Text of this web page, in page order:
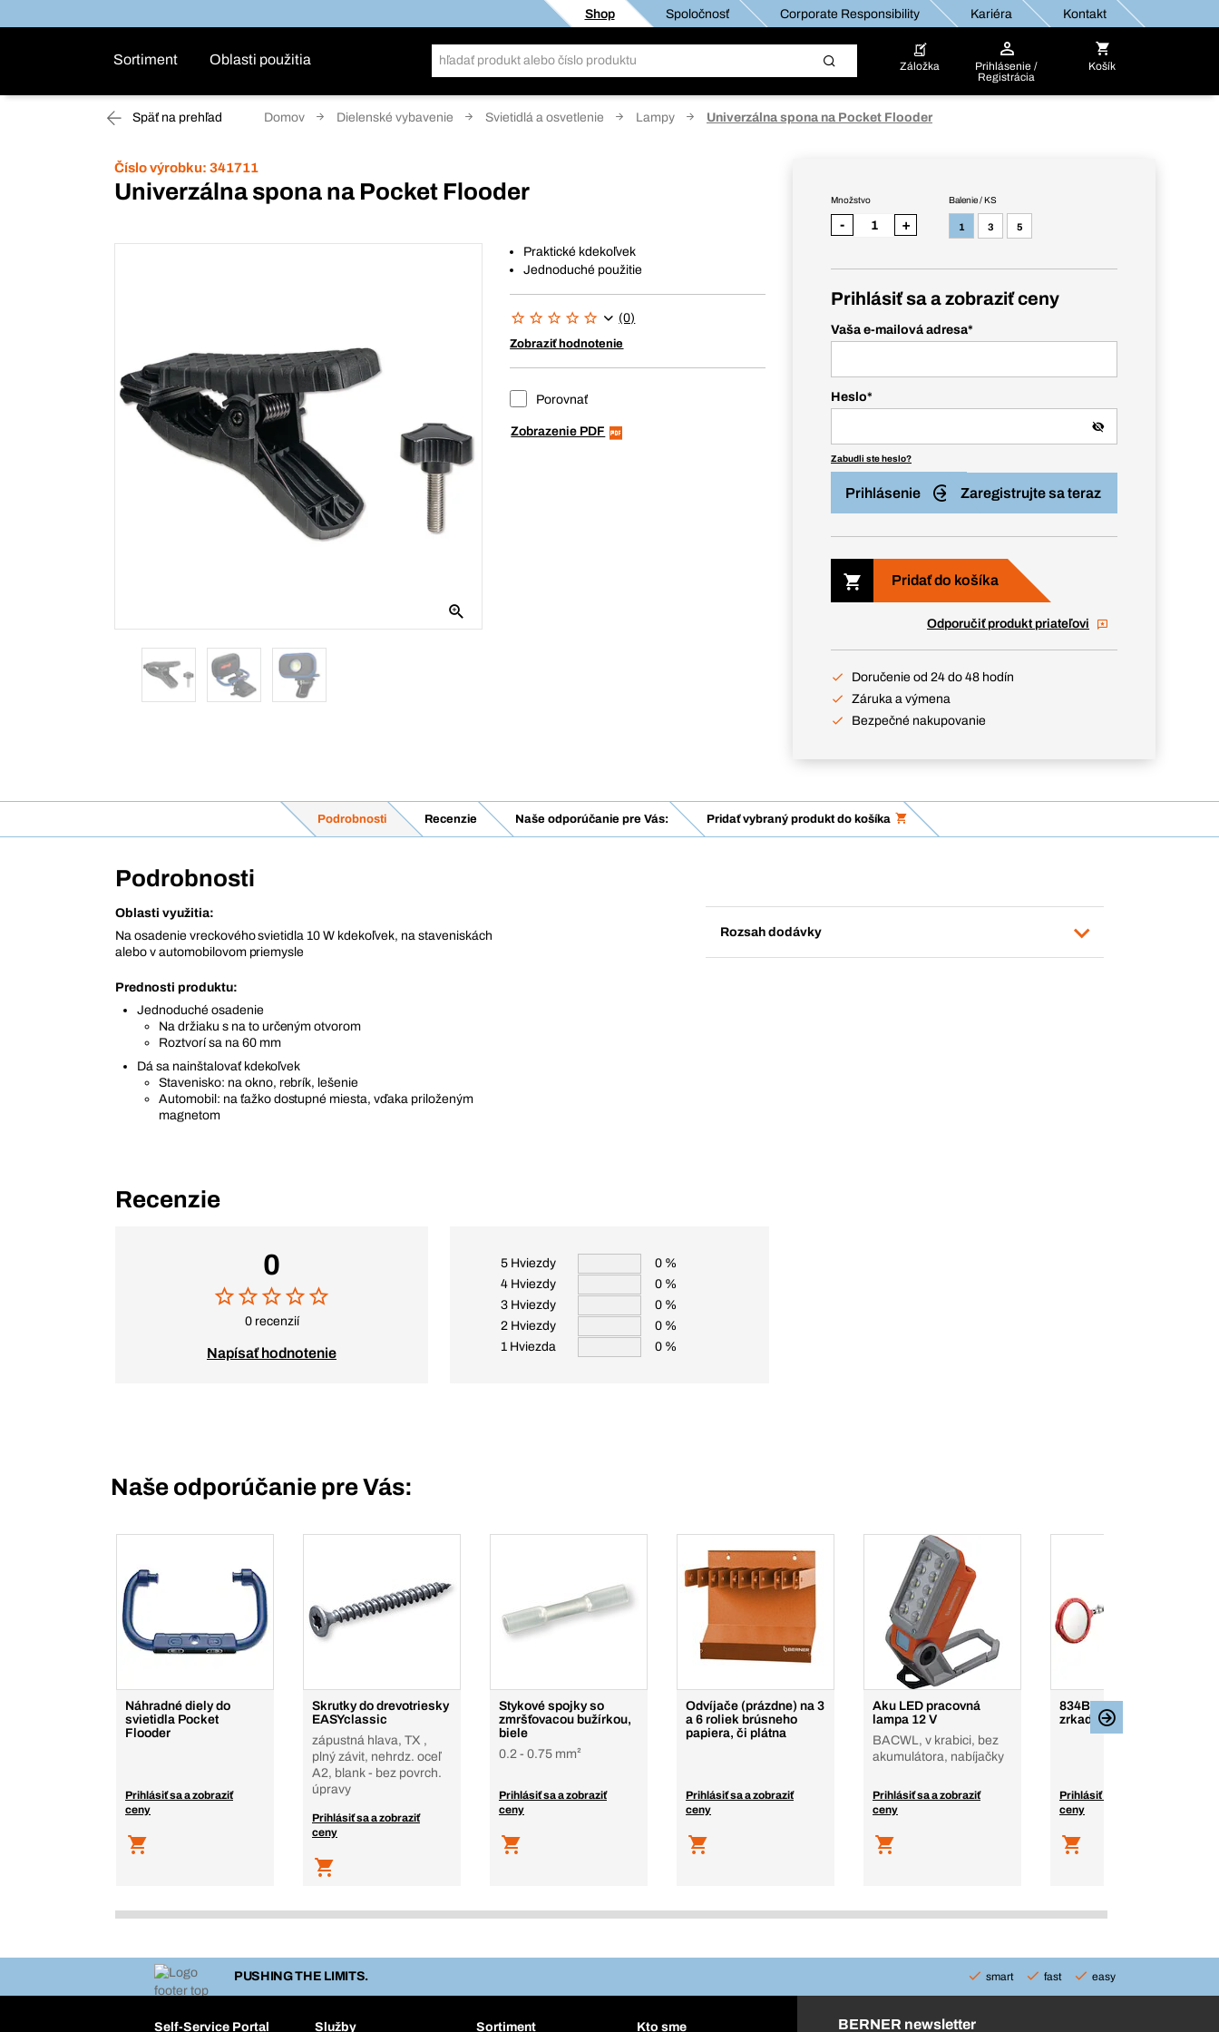
Shop Spoločnosť Corporate Responsibility Kariéra Kontakt
Sortiment Oblasti použitia Záložka
Prihlásenie /
Registrácia
Košík
Späť na prehľad Domov Dielenské vybavenie Svietidlá a osvetlenie Lampy Univerzálna spona na Pocket Flooder
Číslo výrobku: 341711
Univerzálna spona na Pocket Flooder
Praktické kdekoľvek
Jednoduché použitie
(0)
Zobraziť hodnotenie
Porovnať
Zobrazenie PDF
Balenie / KS
1 3 5
Množstvo
- +
Prihlásiť sa a zobraziť ceny
Vaša e-mailová adresa*
Heslo*
Zabudli ste heslo?
Prihlásenie Zaregistrujte sa teraz
Pridať do košíka
Odporučiť produkt priateľovi
Doručenie od 24 do 48 hodín
Záruka a výmena
Bezpečné nakupovanie
Podrobnosti Recenzie Naše odporúčanie pre Vás: Pridať vybraný produkt do košíka
Podrobnosti
Oblasti využitia:
Na osadenie vreckového svietidla 10 W kdekoľvek, na staveniskách
alebo v automobilovom priemysle
Prednosti produktu:
Jednoduché osadenie
Na držiaku s na to určeným otvorom
Roztvorí sa na 60 mm
Dá sa nainštalovať kdekoľvek
Stavenisko: na okno, rebrík, lešenie
Automobil: na ťažko dostupné miesta, vďaka priloženým
magnetom
Rozsah dodávky
Recenzie
0
0 recenzií
Napísať hodnotenie
5 Hviezdy
0 %
4 Hviezdy
0 %
3 Hviezdy
0 %
2 Hviezdy
0 %
1 Hviezda
0 %
Naše odporúčanie pre Vás:
Náhradné diely do
svietidla Pocket
Flooder
Prihlásiť sa a zobraziť
ceny
Skrutky do drevotriesky
EASYclassic
zápustná hlava, TX ,
plný závit, nehrdz. oceľ
A2, blank - bez povrch.
úpravy
Prihlásiť sa a zobraziť
ceny
Stykové spojky so
zmršťovacou bužírkou,
biele
0.2 - 0.75 mm²
Prihlásiť sa a zobraziť
ceny
Odvíjače (prázdne) na 3
a 6 roliek brúsneho
papiera, či plátna
Prihlásiť sa a zobraziť
ceny
Aku LED pracovná
lampa 12 V
BACWL, v krabici, bez
akumulátora, nabíjačky
Prihlásiť sa a zobraziť
ceny
834B.RT Teleskopické
zrkadlo
Prihlásiť sa a zobraziť
ceny
PUSHING THE LIMITS. smart fast easy
Self-Service Portal Služby Sortiment Kto sme BERNER newsletter